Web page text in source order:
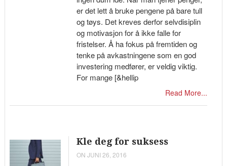
er det lett å bruke pengene på bare tull
og tøys. Det kreves derfor selvdisiplin
og motivasjon for å ikke falle for
fristelser. Å ha fokus på fremtiden og
tenke på avkastningene som en god
investering medfører, er veldig viktig.
For mange [&hellip
Read More...
Kle deg for suksess
ON JUNI 26, 2016